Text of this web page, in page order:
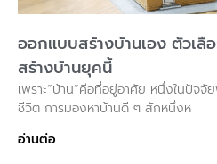
ออกแบบสร้างบ้านเอง ตัวเลื
สร้างบ้านยุคนี้
เพราะ”บ้าน”คือที่อยู่อาศัย หนึ่งในปัจ
ชีวิต การมองหาบ้านดี ๆ สักหนึ่งห
อ่านต่อ